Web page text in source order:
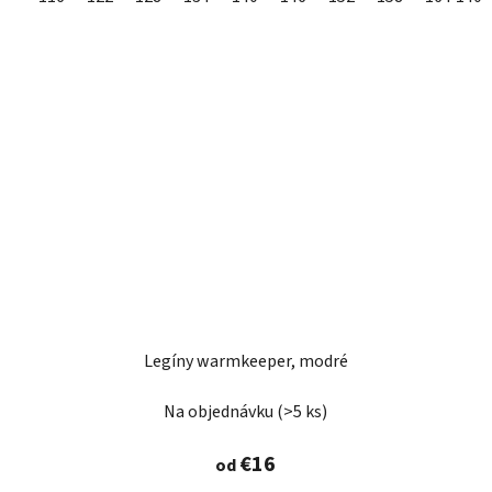
Legíny warmkeeper, modré
Na objednávku (>5 ks)
od€16